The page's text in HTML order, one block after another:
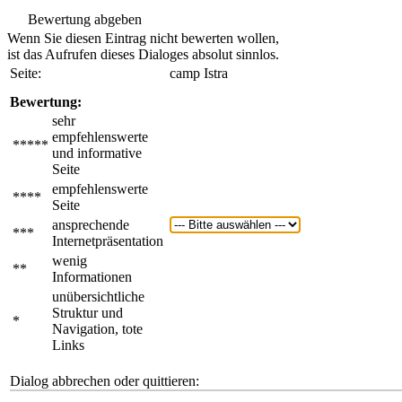
Bewertung abgeben
Wenn Sie diesen Eintrag nicht bewerten wollen,
ist das Aufrufen dieses Dialoges absolut sinnlos.
Seite:
camp Istra
Bewertung:
*****
sehr
empfehlenswerte
und informative
Seite
****
empfehlenswerte
Seite
***
ansprechende
Internetpräsentation
**
wenig
Informationen
*
unübersichtliche
Struktur und
Navigation, tote
Links
Dialog abbrechen oder quittieren: